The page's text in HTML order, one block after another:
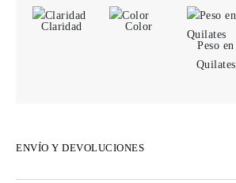
Claridad
Color
Peso en
Quilates
ENVÍO Y DEVOLUCIONES